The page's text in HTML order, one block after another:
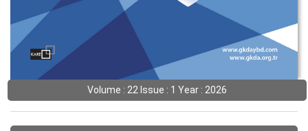
Volume : 22 Issue : 1 Year : 2026